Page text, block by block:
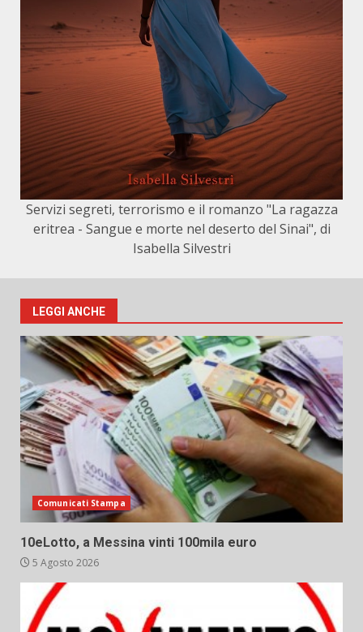
Servizi segreti, terrorismo e il romanzo "La ragazza
eritrea - Sangue e morte nel deserto del Sinai", di
Isabella Silvestri
LEGGI ANCHE
Comunicati Stampa
10eLotto, a Messina vinti 100mila euro
5 Agosto 2026